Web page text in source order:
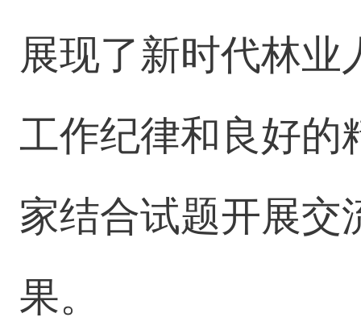
展现了新时代林业
工作纪律和良好的
家结合试题开展交
果。